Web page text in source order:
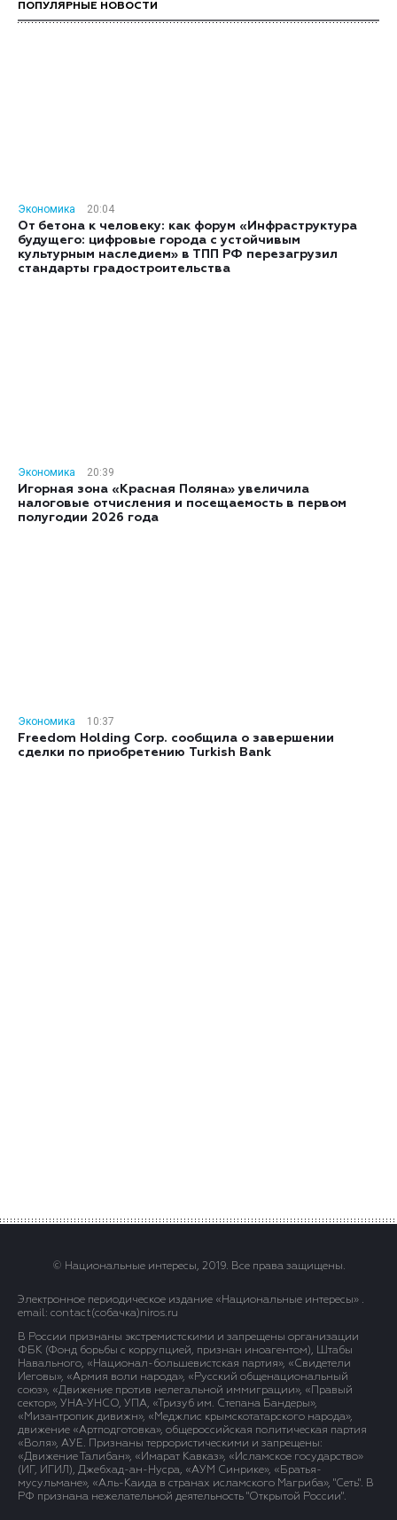
ПОПУЛЯРНЫЕ НОВОСТИ
Экономика
20:04
От бетона к человеку: как форум «Инфраструктура
будущего: цифровые города с устойчивым
культурным наследием» в ТПП РФ перезагрузил
стандарты градостроительства
Экономика
20:39
Игорная зона «Красная Поляна» увеличила
налоговые отчисления и посещаемость в первом
полугодии 2026 года
Экономика
10:37
Freedom Holding Corp. сообщила о завершении
сделки по приобретению Turkish Bank
© Национальные интересы, 2019. Все права защищены.
Электронное периодическое издание «Национальные интересы» .
email: contact(сoбaчка)niros.ru
В России признаны экстремистскими и запрещены организации
ФБК (Фонд борьбы с коррупцией, признан иноагентом), Штабы
Навального, «Национал-большевистская партия», «Свидетели
Иеговы», «Армия воли народа», «Русский общенациональный
союз», «Движение против нелегальной иммиграции», «Правый
сектор», УНА-УНСО, УПА, «Тризуб им. Степана Бандеры»,
«Мизантропик дивижн», «Меджлис крымскотатарского народа»,
движение «Артподготовка», общероссийская политическая партия
«Воля», АУЕ. Признаны террористическими и запрещены:
«Движение Талибан», «Имарат Кавказ», «Исламское государство»
(ИГ, ИГИЛ), Джебхад-ан-Нусра, «АУМ Синрике», «Братья-
мусульмане», «Аль-Каида в странах исламского Магриба», "Сеть". В
РФ признана нежелательной деятельность "Открытой России".